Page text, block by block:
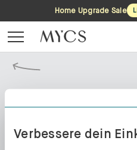
Verbessere dein
Home Upgrade Sale